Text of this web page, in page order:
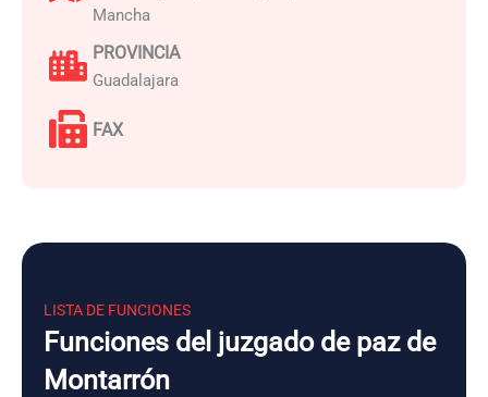
Mancha
PROVINCIA
Guadalajara
FAX
LISTA DE FUNCIONES
Funciones del juzgado de paz de
Montarrón